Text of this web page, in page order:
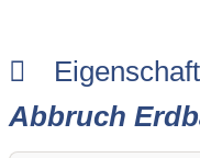
Abbruch